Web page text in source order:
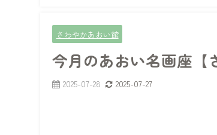
さわやかあおい館
今月のあおい名画座【
2025-07-28 2025-07-27